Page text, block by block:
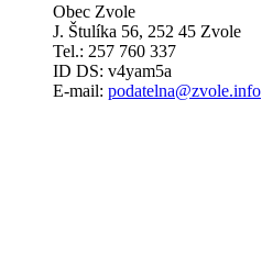
Obec Zvole
J. Štulíka 56, 252 45 Zvole
Tel.: 257 760 337
ID DS: v4yam5a
E-mail: podatelna@zvole.info